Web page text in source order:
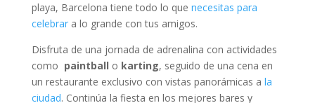
playa, Barcelona tiene ​todo lo que⁤ necesitas para
celebrara lo grande con tus amigos.
Disfruta de una jornada ‌de adrenalina con actividades
como ⁣ paintball o karting, seguido​ de una cena en‌
un restaurante exclusivo⁤ con vistas panorámicas a la⁢
ciudad. Continúa la fiesta en los mejores bares y